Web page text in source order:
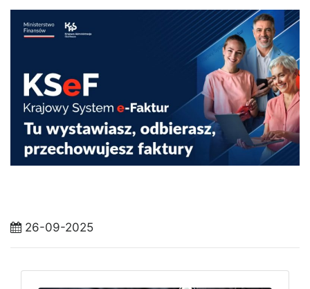
26-09-2025